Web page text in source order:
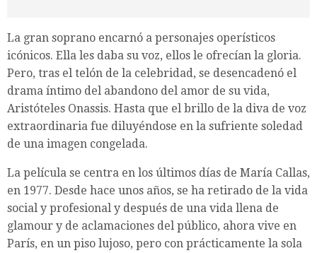
La gran soprano encarnó a personajes operísticos
icónicos. Ella les daba su voz, ellos le ofrecían la gloria.
Pero, tras el telón de la celebridad, se desencadenó el
drama íntimo del abandono del amor de su vida,
Aristóteles Onassis. Hasta que el brillo de la diva de voz
extraordinaria fue diluyéndose en la sufriente soledad
de una imagen congelada.
La película se centra en los últimos días de María Callas,
en 1977. Desde hace unos años, se ha retirado de la vida
social y profesional y después de una vida llena de
glamour y de aclamaciones del público, ahora vive en
París, en un piso lujoso, pero con prácticamente la sola